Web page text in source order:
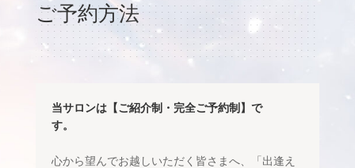
ご予約方法
当サロンは【ご紹介制・完全ご予約制】で
す。
心から望んでお越しいただく皆さまへ、「出逢え